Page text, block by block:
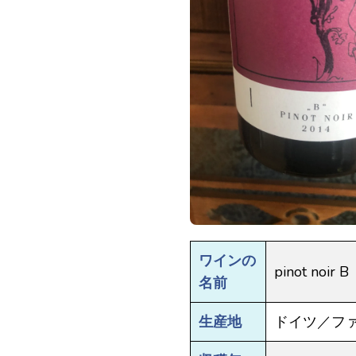
ワインの
名前
pinot noir B
生産地 ドイツ／フ